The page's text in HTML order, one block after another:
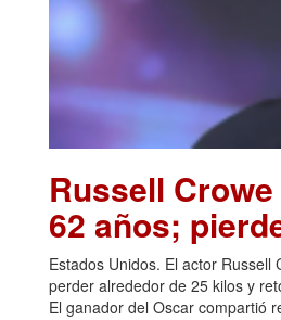
Russell
62 años;
Estados Unidos. El actor
perder alrededor de 25 kilos y
El ganador del Oscar compartió